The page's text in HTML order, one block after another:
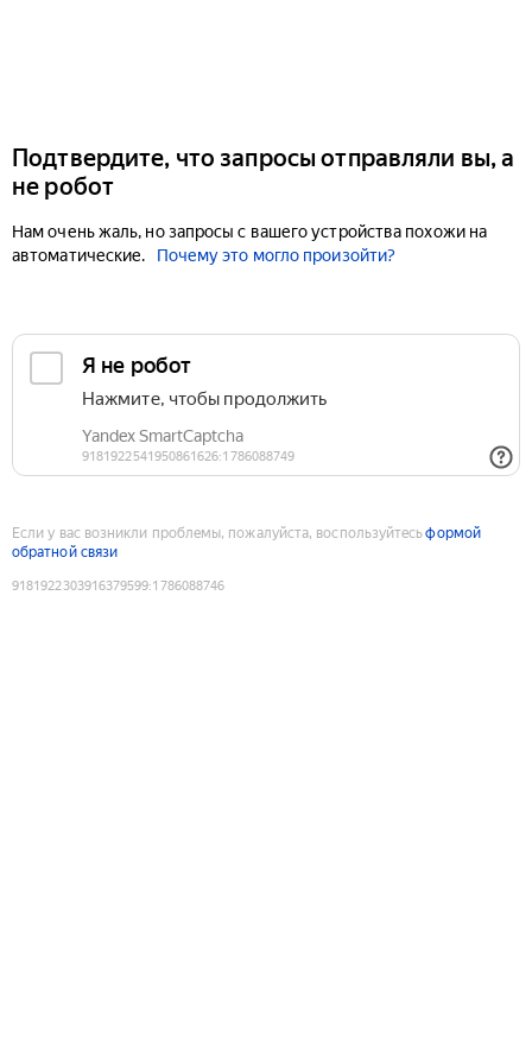
Подтвердите, что запросы отправляли вы, а
не робот
Нам очень жаль, но запросы с вашего устройства похожи на
автоматические.
Почему это могло произойти?
Если у вас возникли проблемы, пожалуйста, воспользуйтесьформой
обратной связи
9181922303916379599:1786088746